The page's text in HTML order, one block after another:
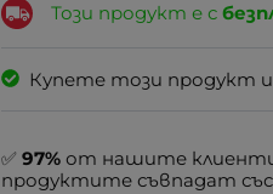
Този продукт е с
Купете този продукт
✅ 97% от нашите
продуктите съвпадат